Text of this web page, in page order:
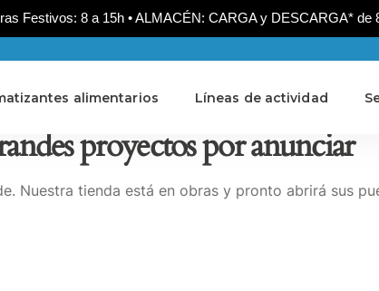
Festivos: 8 a 15h • ALMACÉN: CARGA y DESCARGA* de
alimentarios Líneas de actividad
proyectos por anunciar
Nuestra tienda está en obras y pronto abrirá sus